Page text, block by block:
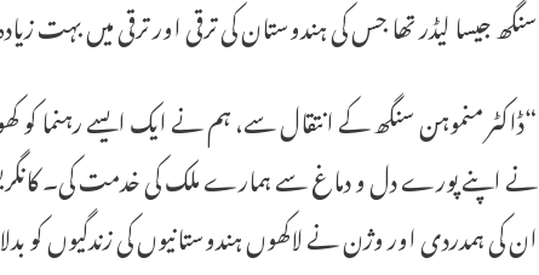
سنگھ جیسا لیڈر تھا جس کی ہندوستان کی ترقی اور ترقی میں بہت
“ڈاکٹر منموہن سنگھ کے انتقال سے، ہم نے ایک ایسے رہنما کو
نے اپنے پورے دل و دماغ سے ہمارے ملک کی خدمت کی۔
ان کی ہمدردی اور وژن نے لاکھوں ہندوستانیوں کی زندگیوں کو